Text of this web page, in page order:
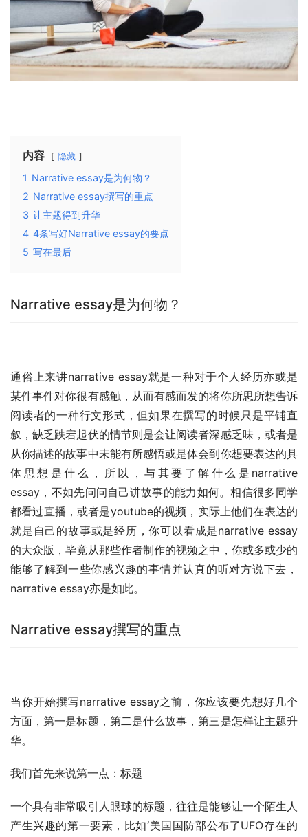
内容 隐藏
1 Narrative essay是为何物？
2 Narrative essay撰写的重点
3 让主题得到升华
4 4条写好Narrative essay的要点
5 写在最后
Narrative essay是为何物？
通俗上来讲narrative essay就是一种对于个人经历亦或是
某件事件对你很有感触，从而有感而发的将你所思所想告诉
阅读者的一种行文形式，但如果在撰写的时候只是平铺直
叙，缺乏跌宕起伏的情节则是会让阅读者深感乏味，或者是
从你描述的故事中未能有所感悟或是体会到你想要表达的具
体思想是什么，所以，与其要了解什么是narrative
essay，不如先问问自己讲故事的能力如何。相信很多同学
都看过直播，或者是youtube的视频，实际上他们在表达的
就是自己的故事或是经历，你可以看成是narrative essay
的大众版，毕竟从那些作者制作的视频之中，你或多或少的
能够了解到一些你感兴趣的事情并认真的听对方说下去，
narrative essay亦是如此。
Narrative essay撰写的重点
当你开始撰写narrative essay之前，你应该要先想好几个
方面，第一是标题，第二是什么故事，第三是怎样让主题升
华。
我们首先来说第一点：标题
一个具有非常吸引人眼球的标题，往往是能够让一个陌生人
产生兴趣的第一要素，比如‘美国国防部公布了UFO存在的